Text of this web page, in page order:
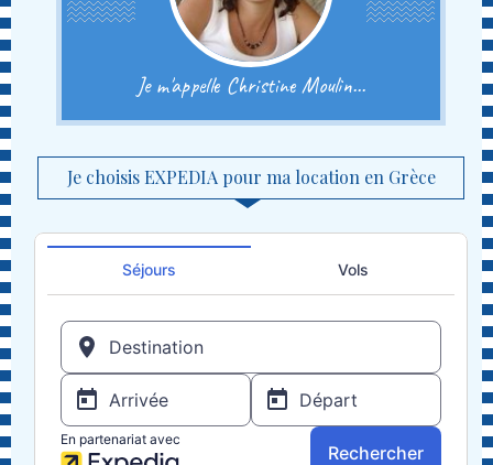
Je m'appelle Christine Moulin...
Je choisis EXPEDIA pour ma location en Grèce